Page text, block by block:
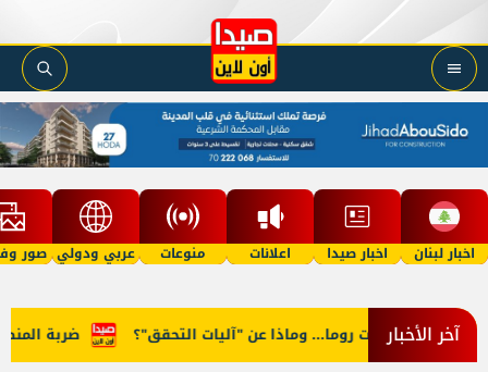
اخبار لبنان اخبار صيدا اعلانات منوعات عربي ودولي صور
آخر الأخبار ضربة في مفاوضات روما... وماذا عن "آليات التحقق"؟